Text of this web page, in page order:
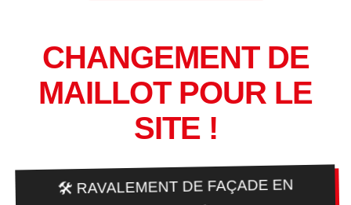
CHANGEMENT DE
MAILLOT POUR LE
SITE !
🛠️ RAVALEMENT DE FAÇADE EN